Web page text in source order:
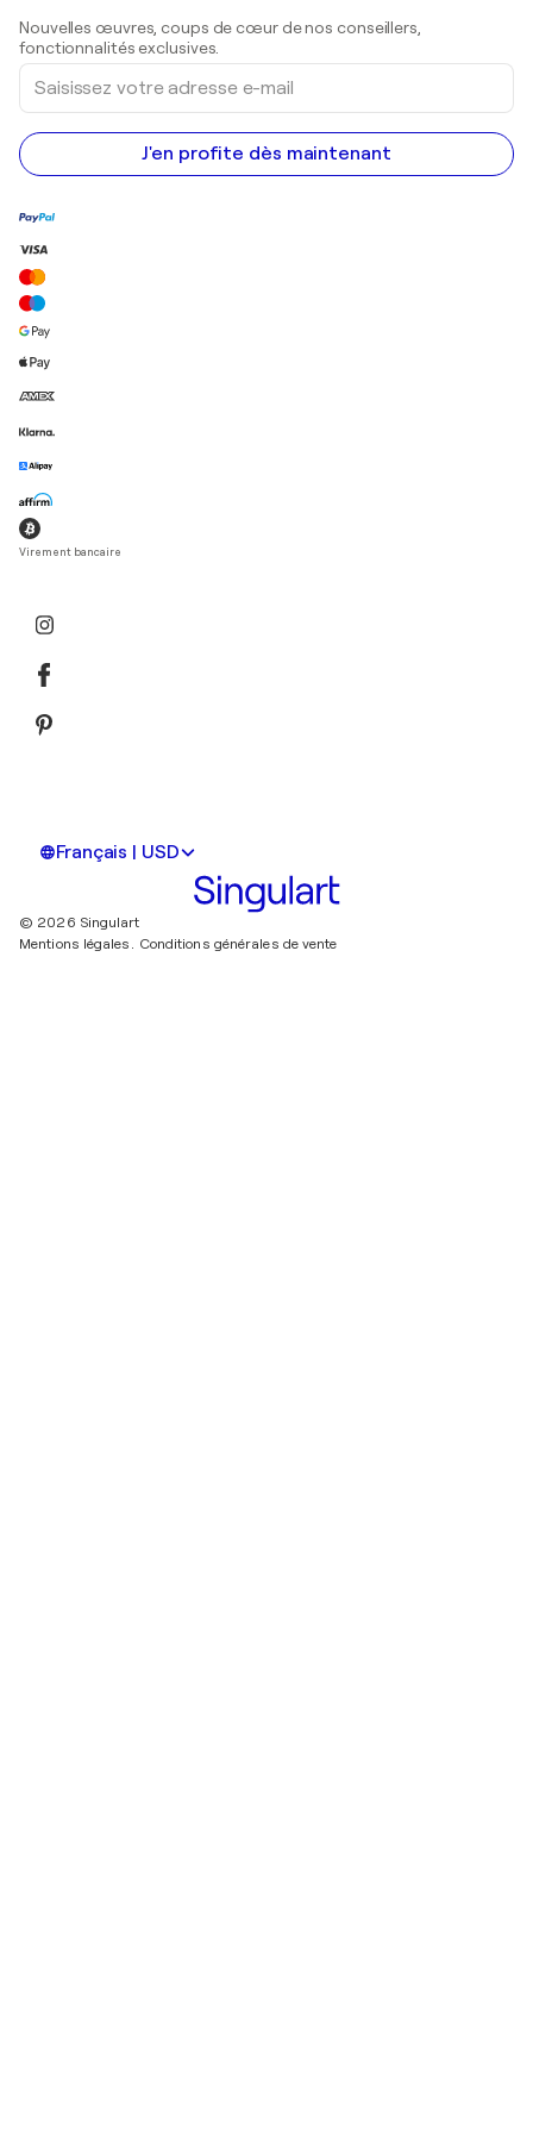
Peintures acryliques
Nouvelles œuvres, coups de cœur de nos conseillers,
fonctionnalités exclusives.
Saisissez
votre
adresse
e-
mail
J'en profite dès maintenant
Virement bancaire
Français | USD
© 2026 Singulart
Mentions légales.
Conditions générales de vente